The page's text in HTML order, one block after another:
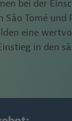
bei der
Tomé und
eine
in den sã